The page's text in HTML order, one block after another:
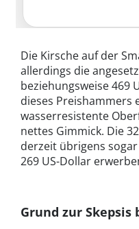
Die Kirsche auf der
allerdings die
beziehungsweise 469
dieses Preishammers
wasserresistente
nettes Gimmick. Die
derzeit übrigens
269 US-Dollar
Grund zur Skepsis